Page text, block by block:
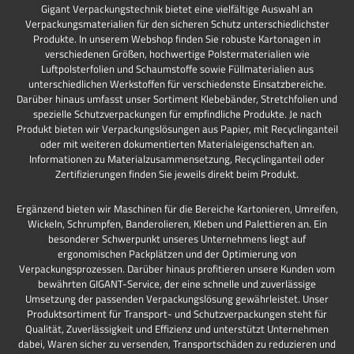
Gigant Verpackungstechnik bietet eine vielfältige Auswahl an
Verpackungsmaterialien für den sicheren Schutz unterschiedlichster
Produkte. In unserem Webshop finden Sie robuste Kartonagen in
verschiedenen Größen, hochwertige Polstermaterialien wie
Luftpolsterfolien und Schaumstoffe sowie Füllmaterialien aus
unterschiedlichen Werkstoffen für verschiedenste Einsatzbereiche.
Darüber hinaus umfasst unser Sortiment Klebebänder, Stretchfolien und
spezielle Schutzverpackungen für empfindliche Produkte. Je nach
Produkt bieten wir Verpackungslösungen aus Papier, mit Recyclinganteil
oder mit weiteren dokumentierten Materialeigenschaften an.
Informationen zu Materialzusammensetzung, Recyclinganteil oder
Zertifizierungen finden Sie jeweils direkt beim Produkt.
Ergänzend bieten wir Maschinen für die Bereiche Kartonieren, Umreifen,
Wickeln, Schrumpfen, Banderolieren, Kleben und Palettieren an. Ein
besonderer Schwerpunkt unseres Unternehmens liegt auf
ergonomischen Packplätzen und der Optimierung von
Verpackungsprozessen. Darüber hinaus profitieren unsere Kunden vom
bewährten GIGANT-Service, der eine schnelle und zuverlässige
Umsetzung der passenden Verpackungslösung gewährleistet. Unser
Produktsortiment für Transport- und Schutzverpackungen steht für
Qualität, Zuverlässigkeit und Effizienz und unterstützt Unternehmen
dabei, Waren sicher zu versenden, Transportschäden zu reduzieren und